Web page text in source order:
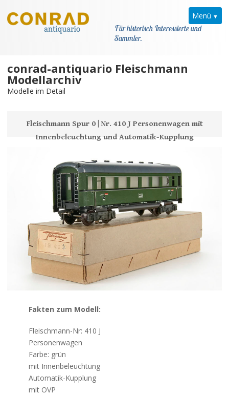
Für historisch Interessierte und
Sammler.
Home
News
Modellarchiv
Kataloge
Modellarchiv
Kontakt
Menü
conrad-antiquario Fleischmann
Modellarchiv
Modelle im Detail
Fleischmann Spur 0 | Nr. 410 J Personenwagen mit
Innenbeleuchtung und Automatik-Kupplung
Fakten zum Modell:
Fleischmann-Nr: 410 J
Personenwagen
Farbe: grün
mit Innenbeleuchtung
Automatik-Kupplung
mit OVP